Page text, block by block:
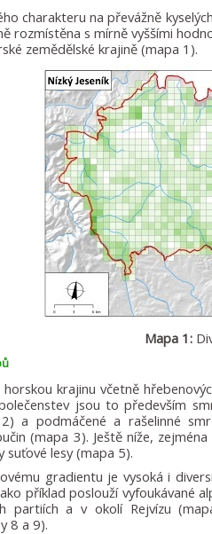
charakteru na převážně
rozmístěna s mírně vyššími
zemědělské krajině (mapa 1).
Mapa 1:
krajinu včetně
jsou to především
a podmáčené a rašelinné
(mapa 3). Ještě níže,
suťové lesy (mapa 5).
gradientu je vysoká i
příklad poslouží vyfoukávané
partiích a v okolí Rejvízu
8 a 9).